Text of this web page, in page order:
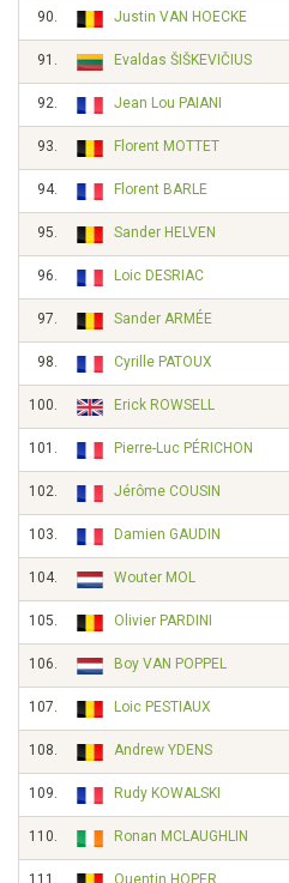
90. Justin VAN HOECKE
91. Evaldas ŠIŠKEVIČIUS
92. Jean Lou PAIANI
93. Florent MOTTET
94. Florent BARLE
95. Sander HELVEN
96. Loic DESRIAC
97. Sander ARMÉE
98. Cyrille PATOUX
100. Erick ROWSELL
101. Pierre-Luc PÉRICHON
102. Jérôme COUSIN
103. Damien GAUDIN
104. Wouter MOL
105. Olivier PARDINI
106. Boy VAN POPPEL
107. Loic PESTIAUX
108. Andrew YDENS
109. Rudy KOWALSKI
110. Ronan MCLAUGHLIN
111. Quentin HOPER